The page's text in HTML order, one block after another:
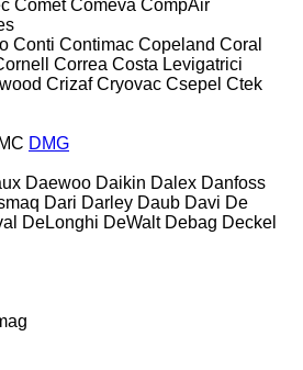
Comet Comeva CompAir
Conti Contimac Copeland Coral
Correa Costa Levigatrici
Crizaf Cryovac Csepel Ctek
DMG
Daewoo Daikin Dalex Danfoss
Dari Darley Daub Davi De
DeLonghi DeWalt Debag Deckel